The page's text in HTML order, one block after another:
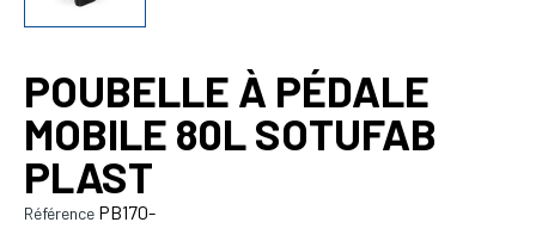
POUBELLE À PÉDALE
MOBILE 80L SOTUFAB
PLAST
Référence PB170-